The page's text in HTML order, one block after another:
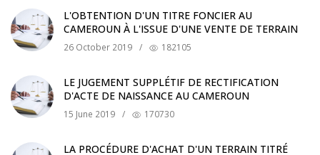
L'OBTENTION D'UN TITRE FONCIER AU
CAMEROUN À L'ISSUE D'UNE VENTE DE TERRAIN
26 October 2019 / 182105
LE JUGEMENT SUPPLÉTIF DE RECTIFICATION
D'ACTE DE NAISSANCE AU CAMEROUN
15 June 2019 / 170730
LA PROCÉDURE D'ACHAT D'UN TERRAIN TITRÉ